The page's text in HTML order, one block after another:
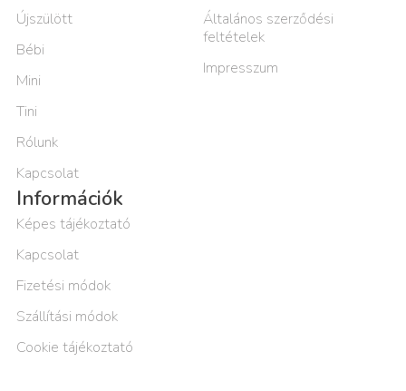
Újszülött
Bébi
Mini
Tini
Rólunk
Kapcsolat
Általános szerződési
feltételek
Impresszum
Információk
Képes tájékoztató
Kapcsolat
Fizetési módok
Szállítási módok
Cookie tájékoztató